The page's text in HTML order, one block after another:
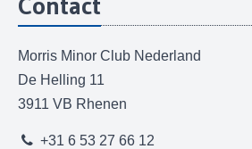
Morris Minor Club Nederland
De Helling 11
3911 VB Rhenen
+31 6 53 27 66 12